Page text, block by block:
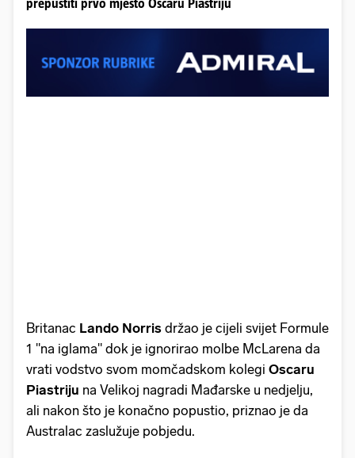
prepustiti prvo mjesto Oscaru Piastriju
Britanac Lando Norris držao je cijeli svijet Formule
1 "na iglama" dok je ignorirao molbe McLarena da
vrati vodstvo svom momčadskom kolegi Oscaru
Piastriju na Velikoj nagradi Mađarske u nedjelju,
ali nakon što je konačno popustio, priznao je da
Australac zaslužuje pobjedu.